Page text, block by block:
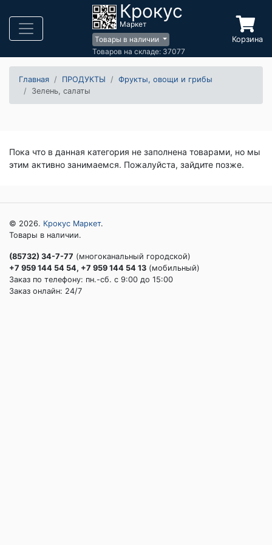
Крокус
Маркет
Товары в наличии
Товаров на складе: 37077
Корзина
Главная ПРОДУКТЫ
Фрукты, овощи и грибы
Зелень, салаты
Пока что в данная категория не заполнена товарами, но мы
этим активно занимаемся. Пожалуйста, зайдите позже.
© 2026. Крокус Маркет.
Товары в наличии.
(85732) 34-7-77 (многоканальный городской)
+7 959 144 54 54, +7 959 144 54 13 (мобильный)
Заказ по телефону: пн.-сб. c 9:00 до 15:00
Заказ онлайн: 24/7